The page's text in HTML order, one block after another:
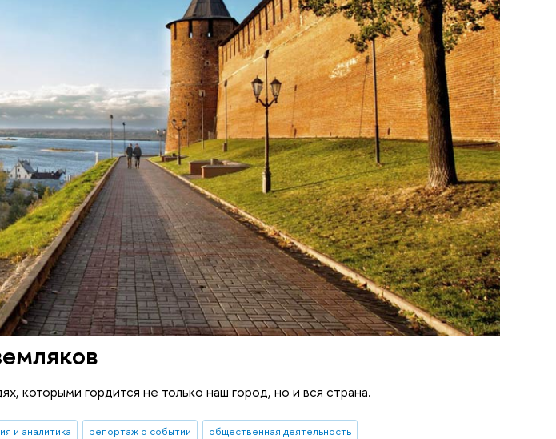
которыми гордится не только наш город, но и вся страна.
и аналитика репортаж о событии общественная деятельность